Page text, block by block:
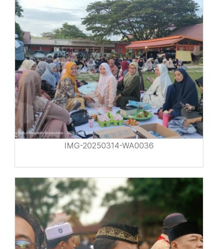
IMG-20250314-WA0036